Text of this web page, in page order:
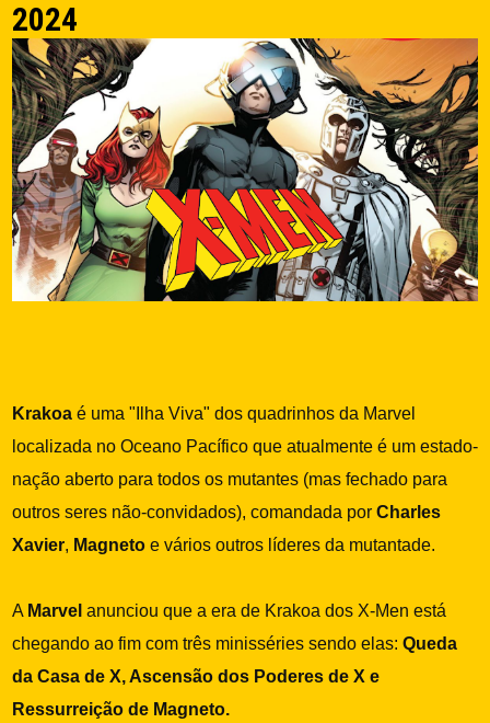
2024
Krakoaé uma "Ilha Viva" dos quadrinhos da Marvel
localizada no Oceano Pacífico que atualmente é um estado-
nação aberto para todos os mutantes (mas fechado para
outros seres não-convidados), comandada porCharles
Xavier, Magnetoe vários outros líderes da mutantade.
A Marvelanunciou que a era de Krakoa dos X-Men está
chegando ao fim com três minisséries sendo elas:Queda
da Casa de X, Ascensão dos Poderes de X e
Ressurreição de Magneto.